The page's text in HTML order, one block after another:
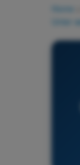
Home